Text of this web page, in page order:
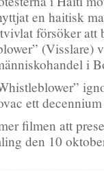
en haitisk
försöker att
(Visslare)
i
ett
filmen att
den 10